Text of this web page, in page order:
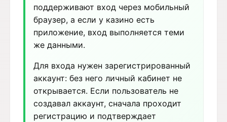
поддерживают вход через мобильный
браузер, а если у казино есть
приложение, вход выполняется теми
же данными.
Для входа нужен зарегистрированный
аккаунт: без него личный кабинет не
открывается. Если пользователь не
создавал аккаунт, сначала проходит
регистрацию и подтверждает